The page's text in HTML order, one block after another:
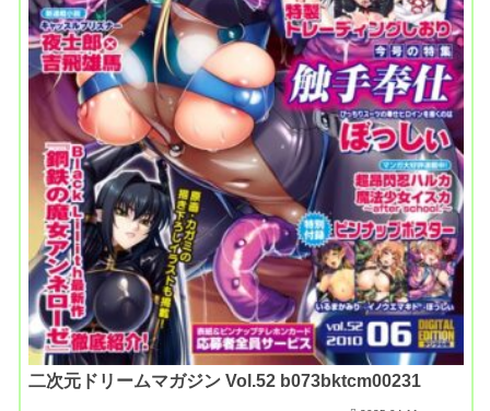
二次元ドリームマガジン Vol.52 b073bktcm00231